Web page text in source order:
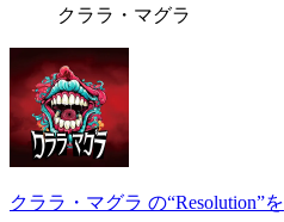
クララ・マグラ
クララ・マグラ の“Resolution”を